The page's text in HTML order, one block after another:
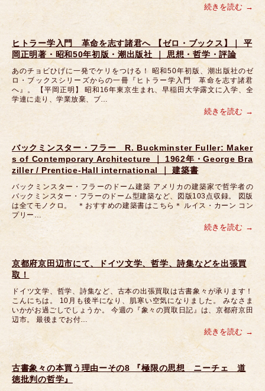
続きを読む
ヒトラー学入門 革命を志す諸君へ 【ゼロ・ブックス】｜ 平
岡正明著・昭和50年初版・潮出版社 ｜ 思想・哲学・評論
あのチョビひげに一発でケリをつける！ 昭和50年初版、潮出版社のゼ
ロ・ブックスシリーズからの一冊『ヒトラー学入門 革命を志す諸君
へ』。 【平岡正明】 昭和16年東京生まれ、早稲田大学露文に入学、全
学連に走り、学業放棄、ブ…
続きを読む
バックミンスター・フラー R. Buckminster Fuller: Maker
s of Contemporary Architecture ｜ 1962年・George Bra
ziller / Prentice-Hall international ｜ 建築書
バックミンスター・フラーのドーム建築 アメリカの建築家で哲学者の
バックミンスター・フラーのドーム型建築など、図版103点収録。 図版
は全てモノクロ。 ＊おすすめの建築書はこちら＊ ルイス・カーン コン
プリー…
続きを読む
京都府京田辺市にて、ドイツ文学、哲学、詩集などを出張買
取！
ドイツ文学、哲学、詩集など、古本の出張買取は古書象々が承ります！
こんにちは。 10月も後半になり、肌寒い空気になりました。 みなさま
いかがお過ごしでしょうか。 今週の『象々の買取日記』は、京都府京田
辺市。 最後までお付…
続きを読む
古書象々の本買う理由ーその8 『極限の思想 ニーチェ 道
徳批判の哲学』